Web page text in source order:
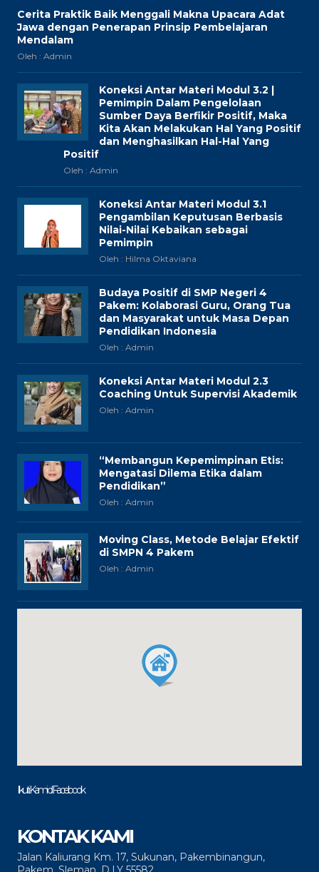
Cerita Praktik Baik Menggali Makna Upacara Adat
Jawa dengan Penerapan Prinsip Pembelajaran
Mendalam
Oleh : Admin
Koneksi Antar Materi Modul 3.2 |
Pemimpin Dalam Pengelolaan
Sumber Daya Berfikir Positif, Maka
Kita Akan Melakukan Hal Yang Positif
dan Menghasilkan Hal-Hal Yang
Positif
Oleh : Admin
Koneksi Antar Materi Modul 3.1
Pengambilan Keputusan Berbasis
Nilai-Nilai Kebaikan sebagai
Pemimpin
Oleh : Hilma Oktaviana
Budaya Positif di SMP Negeri 4
Pakem: Kolaborasi Guru, Orang Tua
dan Masyarakat untuk Masa Depan
Pendidikan Indonesia
Oleh : Admin
Koneksi Antar Materi Modul 2.3
Coaching Untuk Supervisi Akademik
Oleh : Admin
“Membangun Kepemimpinan Etis:
Mengatasi Dilema Etika dalam
Pendidikan”
Oleh : Admin
Moving Class, Metode Belajar Efektif
di SMPN 4 Pakem
Oleh : Admin
Ikuti Kami di Facebook
KONTAK KAMI
Jalan Kaliurang Km. 17, Sukunan, Pakembinangun,